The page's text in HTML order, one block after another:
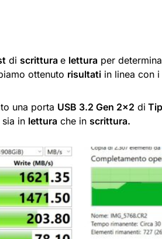
di scrittura e lettura per
ottenuto risultati in linea con
una porta USB 3.2 Gen 2×2 di
sia in lettura che in scrittura.